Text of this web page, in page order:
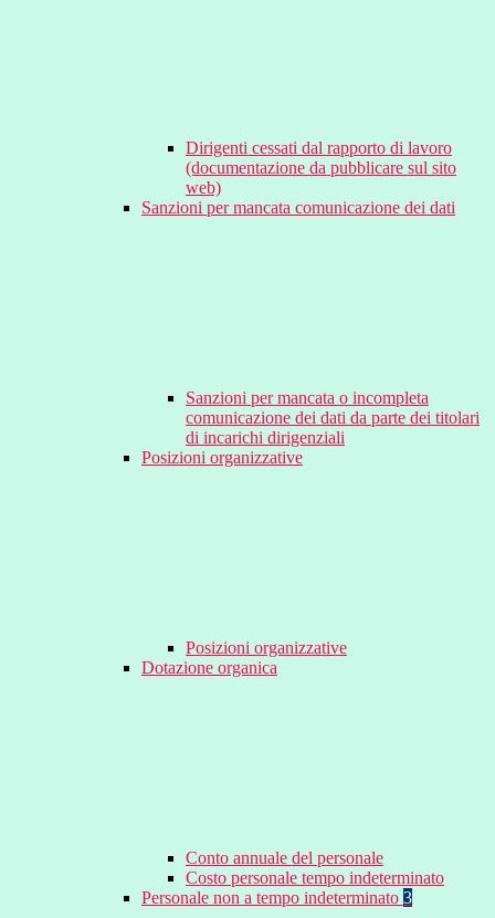
Dirigenti cessati dal rapporto di lavoro
(documentazione da pubblicare sul sito
web)
Sanzioni per mancata comunicazione dei dati
Sanzioni per mancata o incompleta
comunicazione dei dati da parte dei titolari
di incarichi dirigenziali
Posizioni organizzative
Posizioni organizzative
Dotazione organica
Conto annuale del personale
Costo personale tempo indeterminato
Personale non a tempo indeterminato 3